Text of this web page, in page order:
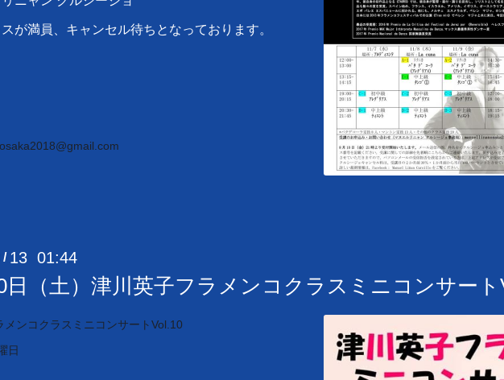
が満員、キャンセル待ちとなっております。
com
/ 13 01:44
日（土）津川英子フラメンコクラスミニコンサート
メンコクラスミニコンサートVol.10
日